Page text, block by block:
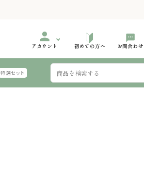
person
アカウント 初めての方へ お問合わせ
特選セット